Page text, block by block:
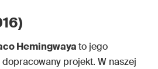
Hemingwayato jego
projekt. W naszej